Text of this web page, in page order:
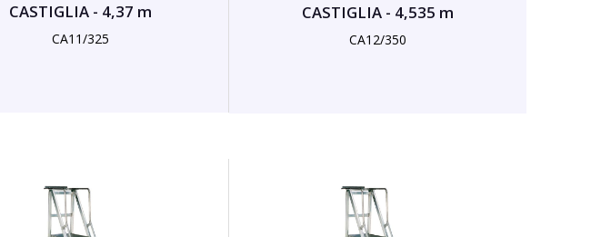
CASTIGLIA - 4,37 m
CA11/325
CASTIGLIA - 4,535 m
CA12/350